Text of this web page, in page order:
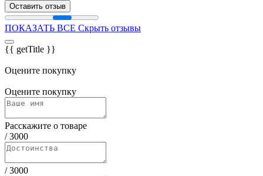
Оставить отзыв
ПОКАЗАТЬ ВСЕ Скрыть отзывы
{{ getTitle }}
Оцените покупку
Оцените покупку
Расскажите о товаре
/3000
/3000